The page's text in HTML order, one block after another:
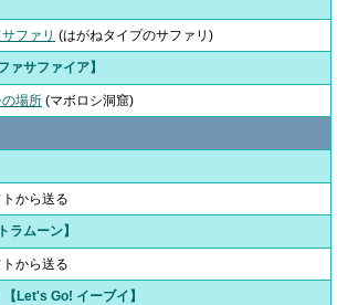
ファリ (はがねタイプのサファリ)
ァサファイア】
場所 (マボロシ洞窟)
から送る
ラムーン】
から送る
Let's Go! イーブイ】